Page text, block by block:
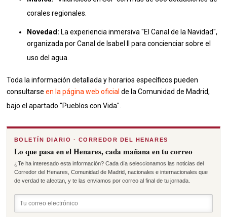
corales regionales
Novedad: La experiencia inmersiva "El Canal de la Navidad",
organizada por Canal de Isabel II para concienciar sobre el
uso del agua
Toda la información detallada y horarios específicos pueden
consultarseen la página web oficialde la Comunidad de Madrid,
bajo el apartado "Pueblos con Vida"
BOLETÍN DIARIO · CORREDOR DEL HENARES
Lo que pasa en el Henares, cada mañana en tu correo
¿Te ha interesado esta información? Cada día seleccionamos las noticias del
Corredor del Henares, Comunidad de Madrid, nacionales e internacionales que
de verdad te afectan, y te las enviamos por correo al final de tu jornada.